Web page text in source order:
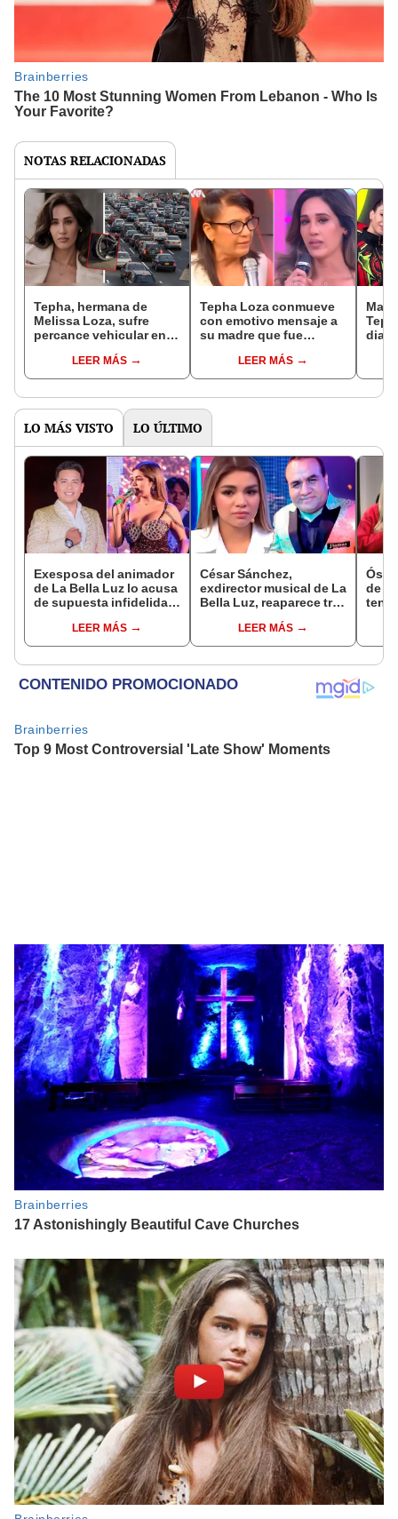
NOTAS RELACIONADAS
Tepha, hermana de
Melissa Loza, sufre
percance vehicular en la
susto: “Por querer llegar
rápido por mi mamá”
LEER MÁS
Tepha Loza conmueve
con emotivo mensaje a
su madre que fue
cáncer: "Perdóname si
te fallé"
LEER MÁS
LO MÁS VISTO LO ÚLTIMO
Exesposa del animador
de La Bella Luz lo acusa
de supuesta infidelidad
expone chats
LEER MÁS
César Sánchez,
exdirector musical de La
Bella Luz, reaparece tras
Saldaña con polémico
pedido: "Pido respetar
LEER MÁS
de